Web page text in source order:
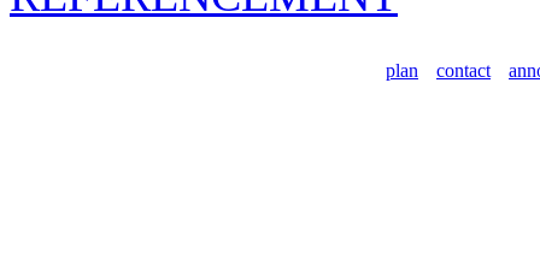
plan contact